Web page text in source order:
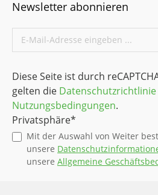
Newsletter abonnieren
Diese Seite ist durch
gelten die Datenschutzrichtlinie
Nutzungsbedingungen.
Privatsphäre*
Mit der Auswahl von Weiter
unsere
unsere Allgemeine